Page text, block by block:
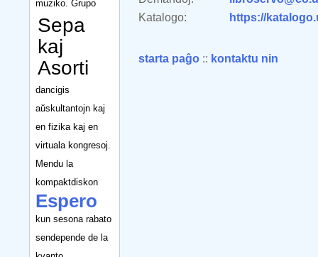
muziko. Grupo
Sepa
kaj
Asorti
dancigis
aŭskultantojn kaj
en fizika kaj en
virtuala kongresoj.
Mendu la
kompaktdiskon
Espero
kun sesona rabato
sendepende de la
Katalogo:
https://
starta paĝo :: kontaktu nin